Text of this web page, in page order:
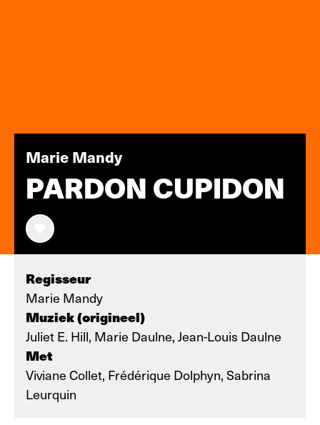
Marie Mandy
PARDON CUPIDON
Regisseur
Marie Mandy
Muziek (origineel)
Juliet E. Hill, Marie Daulne, Jean-Louis Daulne
Met
Viviane Collet, Frédérique Dolphyn, Sabrina
Leurquin